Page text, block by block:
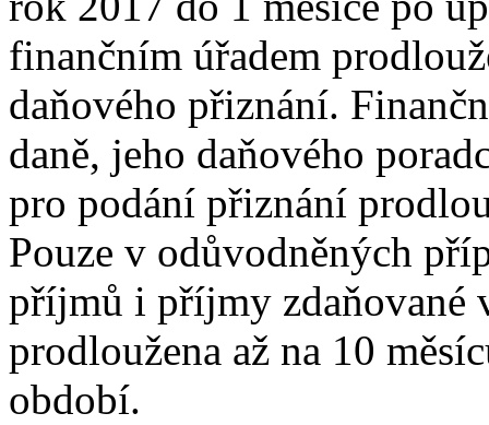
finančním úřadem
daňového přiznání.
daně, jeho daňového
pro podání přiznání
Pouze v odůvodněných
příjmů i příjmy zdaňované
prodloužena až na 10
období.